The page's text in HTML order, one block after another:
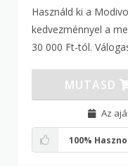
Használd ki a
kedvezménnyel a
30 000 Ft-tól.
MUTASD
Az
100%